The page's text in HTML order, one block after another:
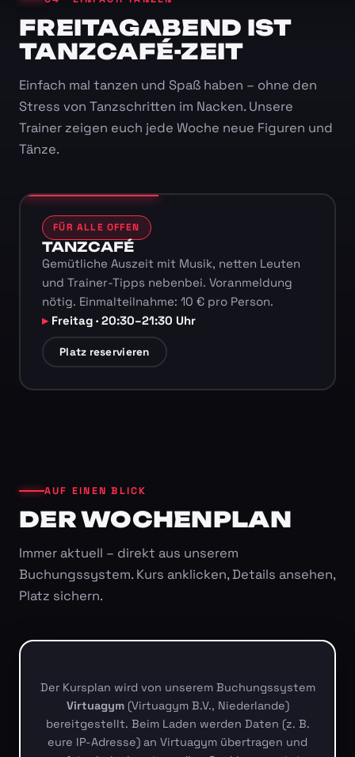
FREITAGABEND IST
TANZCAFÉ-ZEIT
Einfach mal tanzen und Spaß haben – ohne den
Stress von Tanzschritten im Nacken. Unsere
Trainer zeigen euch jede Woche neue Figuren und
Tänze.
FÜR ALLE OFFEN
TANZCAFÉ
Gemütliche Auszeit mit Musik, netten Leuten
und Trainer-Tipps nebenbei. Voranmeldung
nötig. Einmalteilnahme: 10 € pro Person.
Freitag · 20:30–21:30 Uhr
Platz reservieren
AUF EINEN BLICK
DER WOCHENPLAN
Immer aktuell – direkt aus unserem
Buchungssystem. Kurs anklicken, Details ansehen,
Platz sichern.
Der Kursplan wird von unserem Buchungssystem
Virtuagym(Virtuagym B.V., Niederlande)
bereitgestellt. Beim Laden werden Daten (z. B.
eure IP-Adresse) an Virtuagym übertragen und